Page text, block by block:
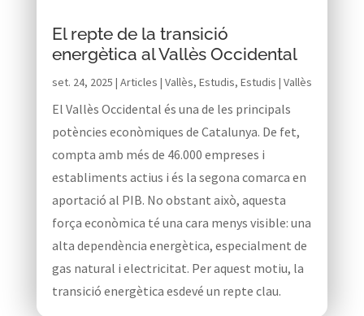
El repte de la transició
energètica al Vallès Occidental
set. 24, 2025 | Articles | Vallès, Estudis, Estudis | Vallès
El Vallès Occidental és una de les principals
potències econòmiques de Catalunya. De fet,
compta amb més de 46.000 empreses i
establiments actius i és la segona comarca en
aportació al PIB. No obstant això, aquesta
força econòmica té una cara menys visible: una
alta dependència energètica, especialment de
gas natural i electricitat. Per aquest motiu, la
transició energètica esdevé un repte clau.